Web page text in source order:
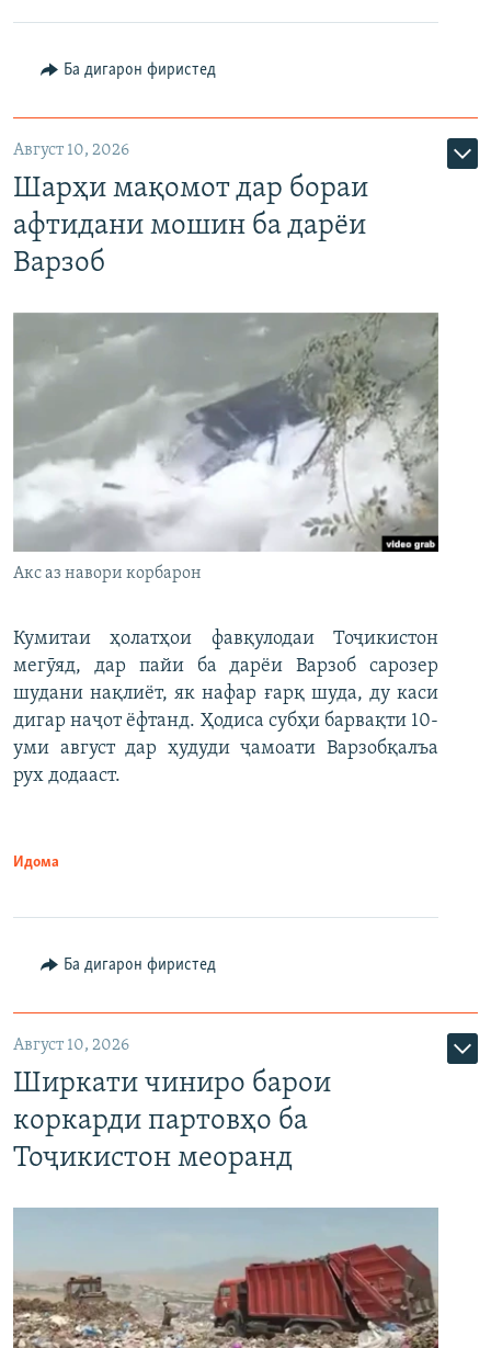
Ба дигарон фиристед
Август 10, 2026
Шарҳи мақомот дар бораи
афтидани мошин ба дарёи
Варзоб
Акс аз навори корбарон
Кумитаи ҳолатҳои фавқулодаи Тоҷикистон
мегӯяд, дар пайи ба дарёи Варзоб сарозер
шудани нақлиёт, як нафар ғарқ шуда, ду каси
дигар наҷот ёфтанд. Ҳодиса субҳи барвақти 10-
уми август дар ҳудуди ҷамоати Варзобқалъа
рух додааст.
Идома
Ба дигарон фиристед
Август 10, 2026
Ширкати чиниро барои
коркарди партовҳо ба
Тоҷикистон меоранд